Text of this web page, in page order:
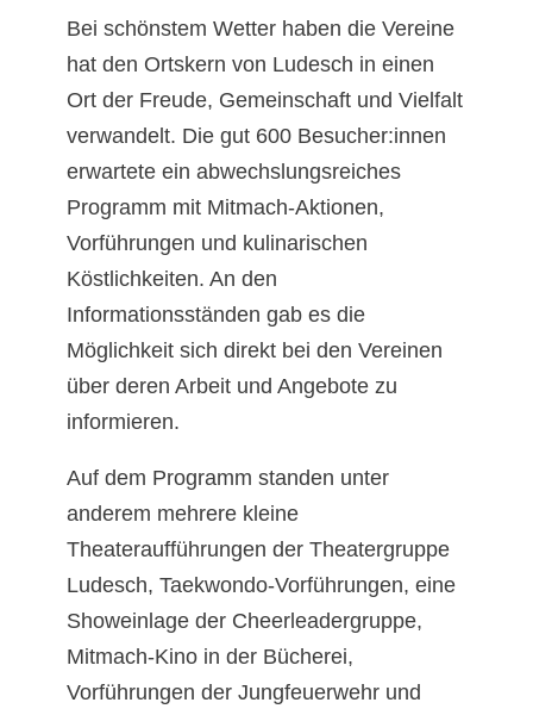
Bei schönstem Wetter haben die Vereine
hat den Ortskern von Ludesch in einen
Ort der Freude, Gemeinschaft und Vielfalt
verwandelt. Die gut 600 Besucher:innen
erwartete ein abwechslungsreiches
Programm mit Mitmach-Aktionen,
Vorführungen und kulinarischen
Köstlichkeiten. An den
Informationsständen gab es die
Möglichkeit sich direkt bei den Vereinen
über deren Arbeit und Angebote zu
informieren.
Auf dem Programm standen unter
anderem mehrere kleine
Theateraufführungen der Theatergruppe
Ludesch, Taekwondo-Vorführungen, eine
Showeinlage der Cheerleadergruppe,
Mitmach-Kino in der Bücherei,
Vorführungen der Jungfeuerwehr und